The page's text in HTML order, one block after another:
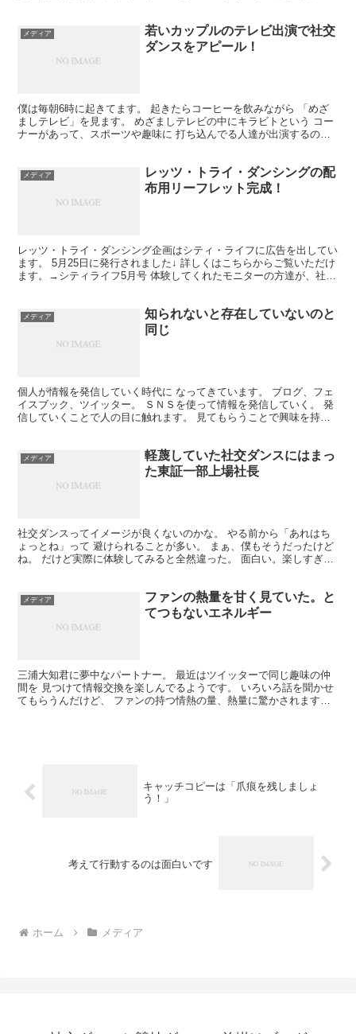
メディア
若いカップルのテレビ出演で社交
ダンスをアピール！
僕は毎朝6時に起きてます。 起きたらコーヒーを飲みながら 「めざ
ましテレビ」を見ます。 めざましテレビの中にキラビトという コー
ナーがあって、スポーツや趣味に 打ち込んでる人達が出演するの
メディア
レッツ・トライ・ダンシングの配
布用リーフレット完成！
レッツ・トライ・ダンシング企画はシティ・ライフに広告を出してい
ます。 5月25日に発行されました↓ 詳しくはこちらからご覧いただけ
ます。→シティライフ5月号 体験してくれたモニターの方達が、社交
メディア
知られないと存在していないのと
同じ
個人が情報を発信していく時代に なってきています。 ブログ、フェ
イスブック、ツイッター。 ＳＮＳを使って情報を発信していく。 発
信していくことで人の目に触れます。 見てもらうことで興味を持っ
メディア
軽蔑していた社交ダンスにはまっ
た東証一部上場社長
社交ダンスってイメージが良くないのかな。 やる前から「あれはち
ょっとね」って 避けられることが多い。 まぁ、僕もそうだったけど
ね。 だけど実際に体験してみると全然違った。 面白い。楽しすぎ
メディア
ファンの熱量を甘く見ていた。と
てつもないエネルギー
三浦大知君に夢中なパートナー。 最近はツイッターで同じ趣味の仲
間を 見つけて情報交換を楽しんでるようです。 いろいろ話を聞かせ
てもらうんだけど、 ファンの持つ情熱の量、熱量に驚かされます。
キャッチコピーは「爪痕を残しましょ
う！」
考えて行動するのは面白いです
ホーム メディア